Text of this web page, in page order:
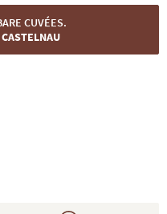
CUVÉES.